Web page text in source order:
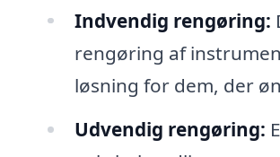
Indvendig rengøring:
rengøring af
løsning for dem, der
Udvendig rengøring: